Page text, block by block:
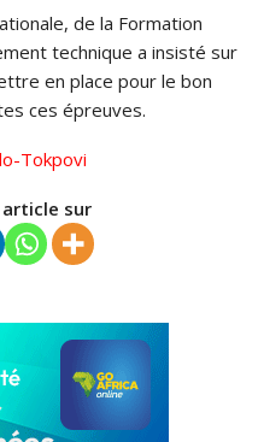
de la Formation
technique a insisté sur
en place pour le bon
ces épreuves.
Tokpovi
sur